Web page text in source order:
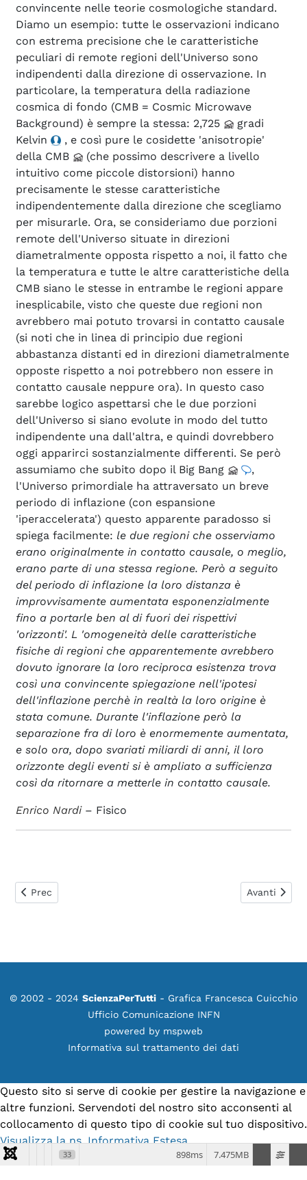
convincente nelle teorie cosmologiche standard.
Diamo un esempio: tutte le osservazioni indicano
con estrema precisione che le caratteristiche
peculiari di remote regioni dell'Universo sono
indipendenti dalla direzione di osservazione. In
particolare, la temperatura della radiazione
cosmica di fondo (CMB = Cosmic Microwave
Background) è sempre la stessa: 2,725
gradi
Kelvin
, e così pure le cosidette 'anisotropie'
della CMB
(che possimo descrivere a livello
intuitivo come piccole distorsioni) hanno
precisamente le stesse caratteristiche
indipendentemente dalla direzione che scegliamo
per misurarle. Ora, se consideriamo due porzioni
remote dell'Universo situate in direzioni
diametralmente opposta rispetto a noi, il fatto che
la temperatura e tutte le altre caratteristiche della
CMB siano le stesse in entrambe le regioni appare
inesplicabile, visto che queste due regioni non
avrebbero mai potuto trovarsi in contatto causale
(si noti che in linea di principio due regioni
abbastanza distanti ed in direzioni diametralmente
opposte rispetto a noi potrebbero non essere in
contatto causale neppure ora). In questo caso
sarebbe logico aspettarsi che le due porzioni
dell'Universo si siano evolute in modo del tutto
indipendente una dall'altra, e quindi dovrebbero
oggi apparirci sostanzialmente differenti. Se però
assumiamo che subito dopo il Big Bang
,
l'Universo primordiale ha attraversato un breve
periodo di inflazione (con espansione
'iperaccelerata') questo apparente paradosso si
spiega facilmente: le due regioni che osserviamo
erano originalmente in contatto causale, o meglio,
erano parte di una stessa regione. Però a seguito
del periodo di inflazione la loro distanza è
improvvisamente aumentata esponenzialmente
fino a portarle ben al di fuori dei rispettivi
'orizzonti'. L 'omogeneità delle caratteristiche
fisiche di regioni che apparentemente avrebbero
dovuto ignorare la loro reciproca esistenza trova
così una convincente spiegazione nell'ipotesi
dell'inflazione perchè in realtà la loro origine è
stata comune. Durante l'inflazione però la
separazione fra di loro è enormemente aumentata,
e solo ora, dopo svariati miliardi di anni, il loro
orizzonte degli eventi si è ampliato a sufficienza
così da ritornare a metterle in contatto causale.
Enrico Nardi– Fisico
Articolo precedente: 0350. Che cos'è il pagerank e come
Prec Articolo
Avanti
© 2002 - 2024 ScienzaPerTutti - Grafica Francesca Cuicchio
Ufficio Comunicazione INFN
powered by mspweb
Informativa sul trattamento dei dati
Questo sito si serve di cookie per gestire la navigazione e
altre funzioni. Servendoti del nostro sito acconsenti al
collocamento di questo tipo di cookie sul tuo dispositivo.
Visualizza la ns. Informativa Estesa.
Accetto
33 7.475MB
898ms